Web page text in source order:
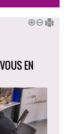
EN